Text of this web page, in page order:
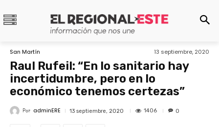
San Martín 13 septiembre, 2020
Raul Rufeil: “En lo sanitario hay
incertidumbre, pero en lo
económico tenemos certezas”
Por adminERE 13 septiembre, 2020 1406 0